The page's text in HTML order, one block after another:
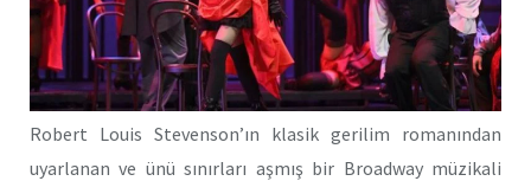
Robert Louis Stevenson’ın klasik gerilim romanından
uyarlanan ve ünü sınırları aşmış bir Broadway müzikali